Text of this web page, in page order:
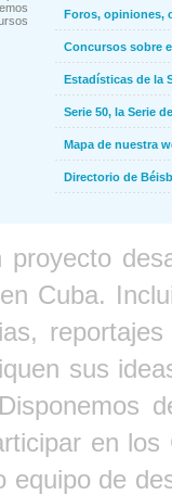
Foros, opiniones,
Concursos sobre
Estadísticas de la
Serie 50, la Serie
Mapa de nuestra
Directorio de
proyecto
Cuba.
sus
en
equipo de